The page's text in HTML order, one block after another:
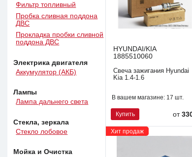
Фильтр топливный
Пробка сливная поддона
ДВС
Прокладка пробки сливной
поддона ДВС
Электрика двигателя
Аккумулятор (АКБ)
Лампы
Лампа дальнего света
Стекла, зеркала
Стекло лобовое
Мойка и Очистка
HYUNDAI/KIA
1885510060
Свеча зажигания Hyundai
Kia 1.4-1.6
В вашем магазине: 17 шт.
Купить от
Хит продаж